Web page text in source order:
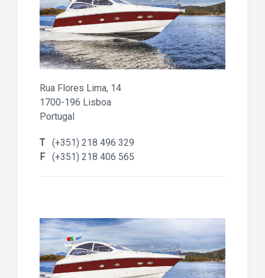
Rua Flores Lima, 14
1700-196 Lisboa
Portugal
T (+351) 218 496 329
F (+351) 218 406 565